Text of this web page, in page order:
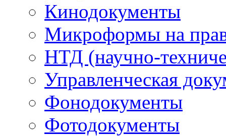
Кинодокументы
Микроформы на
НТД (научно-
Управленческая
Фонодокументы
Фотодокументы